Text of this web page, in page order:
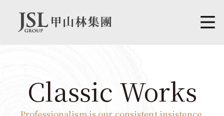
Classic Works